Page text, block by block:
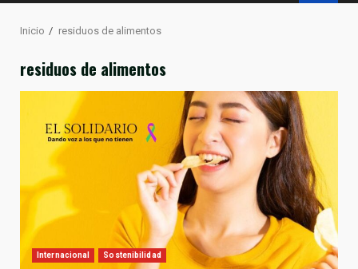
Inicio residuos de alimentos
residuos de alimentos
Internacional Sostenibilidad